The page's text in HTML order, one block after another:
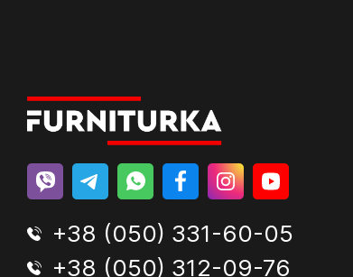
+38 (050) 331-60-05
+38 (050) 312-09-76